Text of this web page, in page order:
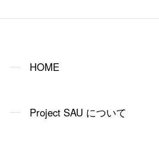
HOME
Project SAU について